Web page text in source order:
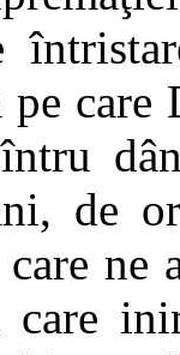
pe
de
ne